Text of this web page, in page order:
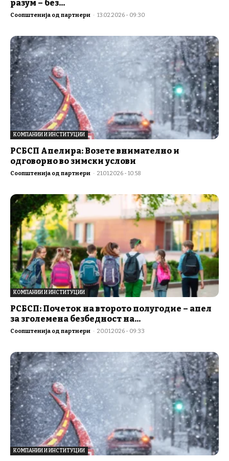
разум – без...
Соопштенија од партнери - 13.02.2026 - 09:30
КОМПАНИИ И ИНСТИТУЦИИ
РСБСП Апелира: Возете внимателно и
одговорно во зимски услови
Соопштенија од партнери - 21.01.2026 - 10:58
КОМПАНИИ И ИНСТИТУЦИИ
РСБСП: Почеток на второто полугодие – апел
за зголемена безбедност на...
Соопштенија од партнери - 20.01.2026 - 09:33
КОМПАНИИ И ИНСТИТУЦИИ